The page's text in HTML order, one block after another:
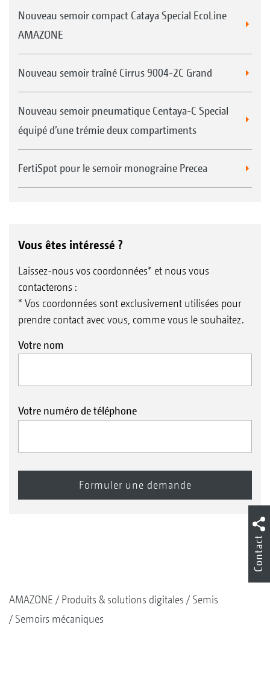
Nouveau semoir compact Cataya Special EcoLine
AMAZONE
Nouveau semoir traîné Cirrus 9004-2C Grand
Nouveau semoir pneumatique Centaya-C Special
équipé d’une trémie deux compartiments
FertiSpot pour le semoir monograine Precea
Vous êtes intéressé ?
Laissez-nous vos coordonnées* et nous vous
contacterons :
* Vos coordonnées sont exclusivement utilisées pour
prendre contact avec vous, comme vous le souhaitez.
Votre nom
Votre numéro de téléphone
AMAZONE Produits & solutions digitales
Semis
Semoirs mécaniques
Contact